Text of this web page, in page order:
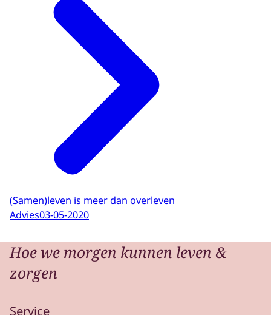
(Samen)leven is meer dan overleven
Advies03-05-2020
Hoe we morgen kunnen leven &
zorgen
Service